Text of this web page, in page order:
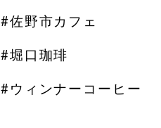
#佐野市カフェ
#堀口珈琲
#ウィンナーコーヒー